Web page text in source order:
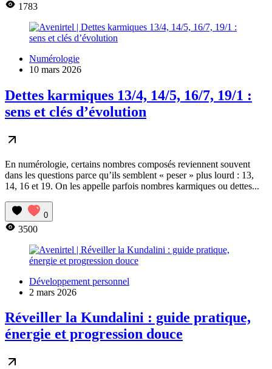
1783
Numérologie
10 mars 2026
Dettes karmiques 13/4, 14/5, 16/7, 19/1 :
sens et clés d’évolution
En numérologie, certains nombres composés reviennent souvent
dans les questions parce qu’ils semblent « peser » plus lourd : 13,
14, 16 et 19. On les appelle parfois nombres karmiques ou dettes...
0
3500
Développement personnel
2 mars 2026
Réveiller la Kundalini : guide pratique,
énergie et progression douce